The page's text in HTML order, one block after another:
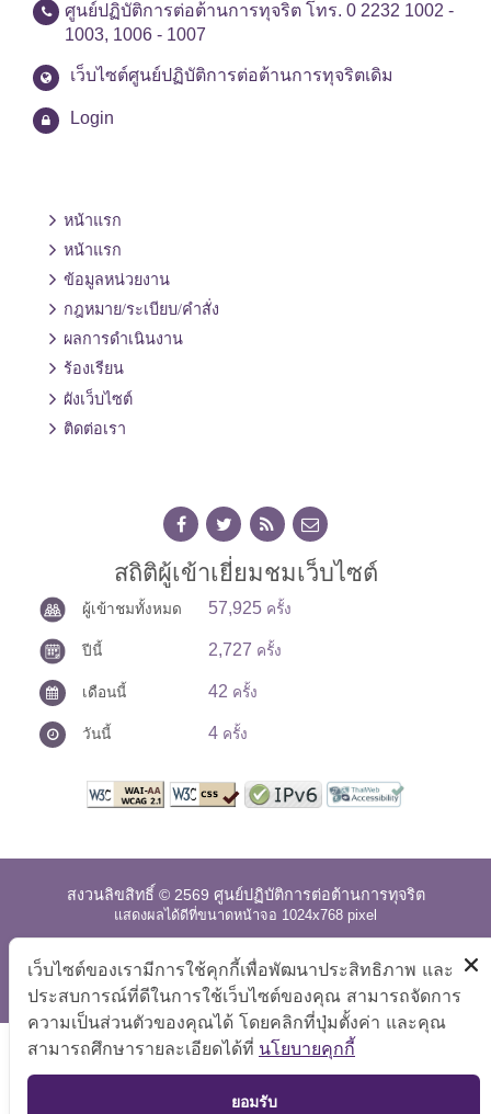
ศูนย์ปฏิบัติการต่อต้านการทุจริต โทร. 0 2232 1002 -
1003, 1006 - 1007
เว็บไซต์ศูนย์ปฏิบัติการต่อต้านการทุจริตเดิม
Login
หน้าแรก
หน้าแรก
ข้อมูลหน่วยงาน
กฎหมาย/ระเบียบ/คำสั่ง
ผลการดำเนินงาน
ร้องเรียน
ผังเว็บไซต์
ติดต่อเรา
สถิติผู้เข้าเยี่ยมชมเว็บไซต์
ผู้เข้าชมทั้งหมด 57,925 ครั้ง
ปีนี้ 2,727 ครั้ง
เดือนนี้ 42 ครั้ง
วันนี้ 4 ครั้ง
สงวนลิขสิทธิ์ © 2569 ศูนย์ปฏิบัติการต่อต้านการทุจริต
แสดงผลได้ดีที่ขนาดหน้าจอ 1024x768 pixel
แผนผังเว็บไซต์ คำถามที่พบบ่อย นโยบายเว็บไซต์
|
การปฏิเสธความรับผิด
TOP
เว็บไซต์ของเรามีการใช้คุกกี้เพื่อพัฒนาประสิทธิภาพ และ
ประสบการณ์ที่ดีในการใช้เว็บไซต์ของคุณ สามารถจัดการ
ความเป็นส่วนตัวของคุณได้ โดยคลิกที่ปุ่มตั้งค่า และคุณ
สามารถศึกษารายละเอียดได้ที่ นโยบายคุกกี้
ยอมรับ